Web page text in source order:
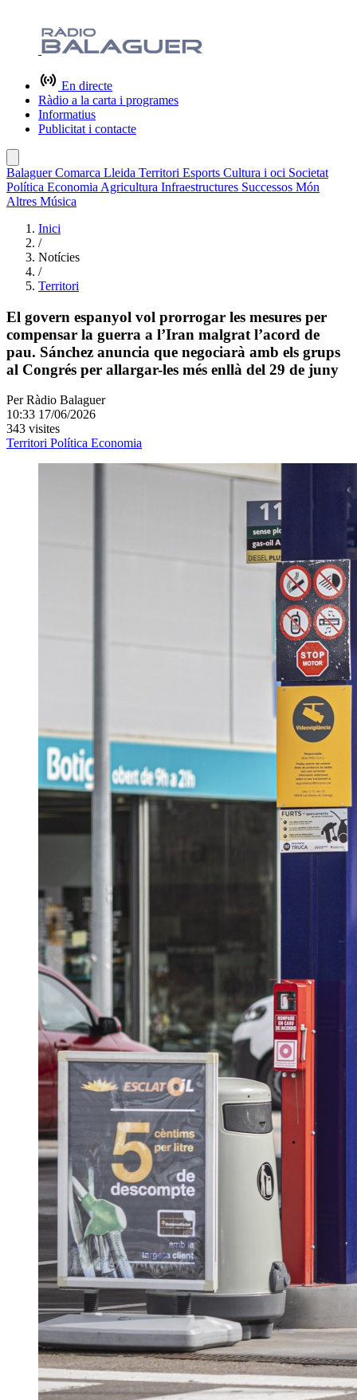
En directe
Ràdio a la carta i programes
Informatius
Publicitat i contacte
BalaguerComarca Lleida Territori Esports Cultura i oci Societat
Política Economia Agricultura Infraestructures Successos Món
Altres Música
Inici
/
Notícies
/
Territori
El govern espanyol vol prorrogar les mesures per
compensar la guerra a l’Iran malgrat l’acord de
pau. Sánchez anuncia que negociarà amb els grups
al Congrés per allargar-les més enllà del 29 de juny
Per Ràdio Balaguer
10:33 17/06/2026
343 visites
Territori Política Economia